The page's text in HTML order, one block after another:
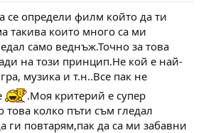
се определи филм който да ти
такива които много са ми
само веднъж.Точно за това
на този принцип.Не кой е най-
музика и т.н..Все пак не
.Моя критерий е супер
това колко пъти съм гледал
ги повтарям,пак да са ми забавни